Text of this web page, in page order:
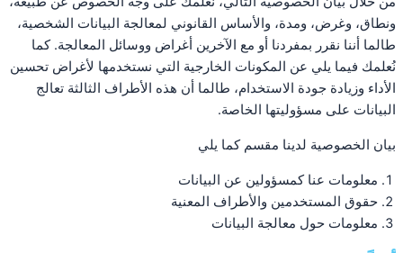
ونطاق، وغرض، ومدة، والأساس القانوني لمعالجة البيانات الشخصية،
طالما أننا نقرر بمفردنا أو مع الآخرين أغراض ووسائل المعالجة. كما
نُعلمك فيما يلي عن المكونات الخارجية التي نستخدمها لأغراض تحسين
الأداء وزيادة جودة الاستخدام، طالما أن هذه الأطراف الثالثة تعالج
البيانات على مسؤوليتها الخاصة.
بيان الخصوصية لدينا مقسم كما يلي
معلومات عنا كمسؤولين عن البيانات
حقوق المستخدمين والأطراف المعنية
معلومات حول معالجة البيانات